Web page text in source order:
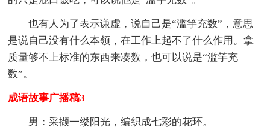
也有人为了表示谦虚，说自己是“滥竽充数”，意思
是说自己没有什么本领，在工作上起不了什么作用。拿
质量够不上标准的东西来凑数，也可以说是“滥竽充
数”。
成语故事广播稿3
男：采撷一缕阳光，编织成七彩的花环。